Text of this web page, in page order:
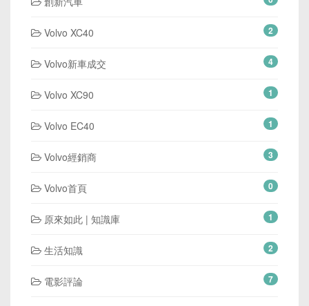
Volvo XC40 2
Volvo新車成交 4
Volvo XC90 1
Volvo EC40 1
Volvo經銷商 3
Volvo首頁 0
原來如此 | 知識庫 1
生活知識 2
電影評論 7